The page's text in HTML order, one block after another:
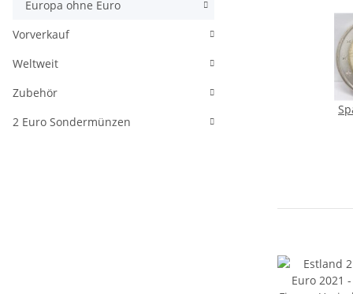
Europa ohne Euro
Vorverkauf
Weltweit
Zubehör
2 Euro Sondermünzen